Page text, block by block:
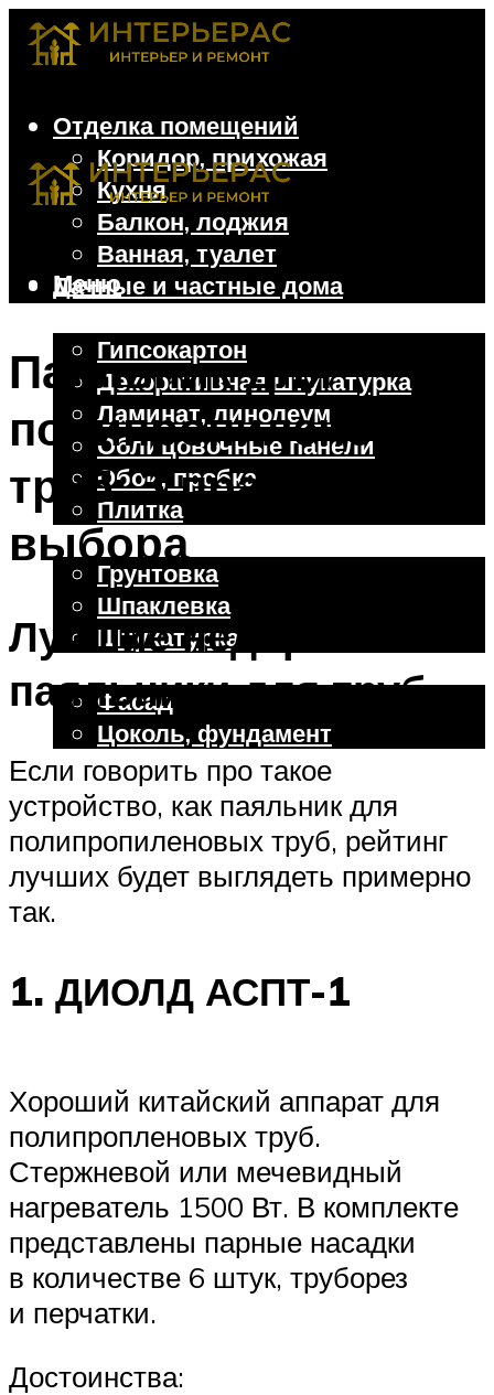
Отделка помещений
Коридор, прихожая
Кухня
Балкон, лоджия
Ванная, туалет
Дачные и частные дома
Гипсокартон
Декоративная штукатурка
Ламинат, линолеум
Облицовочные панели
Обои, пробка
Плитка
Отделочные работы
Грунтовка
Шпаклевка
Штукатурка
Внешняя отделка
Фасад
Цоколь, фундамент
Меню
Меню
Паяльник для
полипропиленовых
труб: 3 правила
выбора
Лучшие недорогие
паяльники для труб
Если говорить про такое
устройство, как паяльник для
полипропиленовых труб, рейтинг
лучших будет выглядеть примерно
так.
1. ДИОЛД АСПТ-1
Хороший китайский аппарат для
полипропленовых труб.
Стержневой или мечевидный
нагреватель 1500 Вт. В комплекте
представлены парные насадки
в количестве 6 штук, труборез
и перчатки.
Достоинства: